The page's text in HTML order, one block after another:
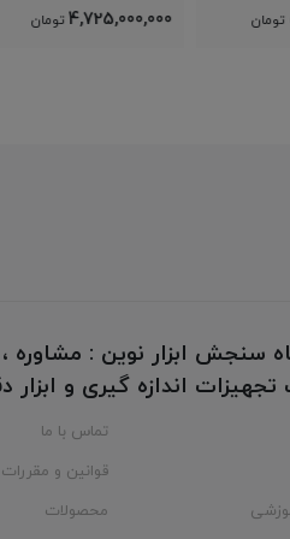
4,725,000,000 تومان
سنجش ابزار نوین : مشاوره
اندازه گیری و ابزار
تماس با ما
قوانین و مقررات
محصولات